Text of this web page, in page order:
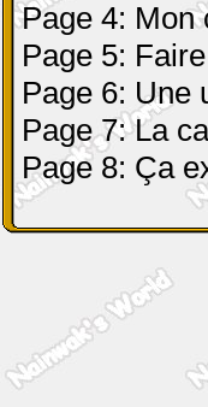
Page 4: Mon
Page 5:
Page 6: Une
Page 7: La
Page 8: Ça